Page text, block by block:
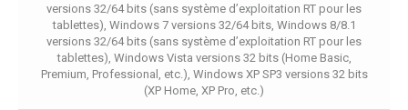
versions 32/64 bits (sans système d’exploitation RT pour les
tablettes), Windows 7 versions 32/64 bits, Windows 8/8.1
versions 32/64 bits (sans système d’exploitation RT pour les
tablettes), Windows Vista versions 32 bits (Home Basic,
Premium, Professional, etc.), Windows XP SP3 versions 32 bits
(XP Home, XP Pro, etc.)